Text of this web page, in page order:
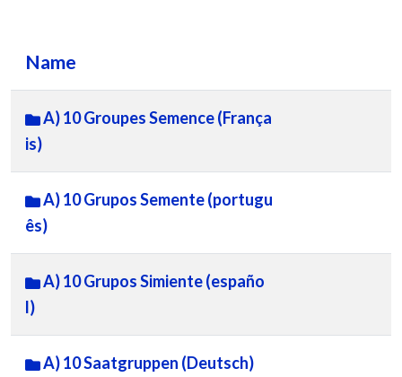
Name
A) 10 Groupes Semence (França
is)
A) 10 Grupos Semente (portugu
ês)
A) 10 Grupos Simiente (españo
l)
A) 10 Saatgruppen (Deutsch)